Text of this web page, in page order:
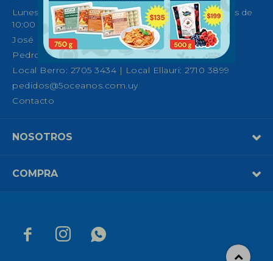
  
Lunes a Sábados de 08:30 a 21:00 horas y Domingos de
10:00 a 14:00
José Ellauri 558, Montevideo
Pedro Fco. Berro 1039, Montevideo
Local Berro: 2705 3434 | Local Ellauri: 2710 3899
pedidos@5oceanos.com.uy
Contacto
NOSOTROS
COMPRA